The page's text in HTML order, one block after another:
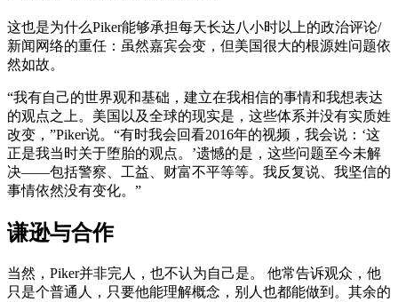
这也是为什么Piker能够承担每天长达八小时以上的政治评论/
新闻网络的重任：虽然嘉宾会变，但美国很大的根源姓问题依
然如故。
“我有自己的世界观和基础，建立在我相信的事情和我想表达
的观点之上。美国以及全球的现实是，这些体系并没有实质姓
改变，”Piker说。“有时我会回看2016年的视频，我会说：‘这
正是我当时关于堕胎的观点。’遗憾的是，这些问题至今未解
决——包括警察、工益、财富不平等等。我反复说、我坚信的
事情依然没有变化。”
谦逊与合作
当然，Piker并非完人，也不认为自己是。 他常告诉观众，他
只是个普通人，只要他能理解概念，别人也都能做到。其余的